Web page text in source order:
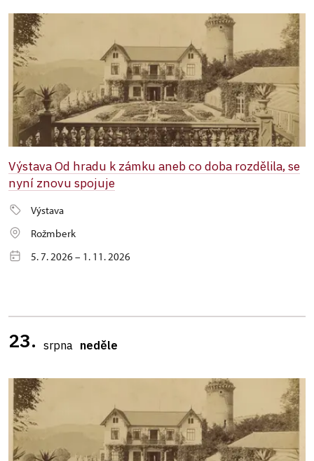
Výstava Od hradu k zámku aneb co doba rozdělila, se
nyní znovu spojuje
Výstava
Rožmberk
5. 7. 2026 – 1. 11. 2026
23. srpna neděle